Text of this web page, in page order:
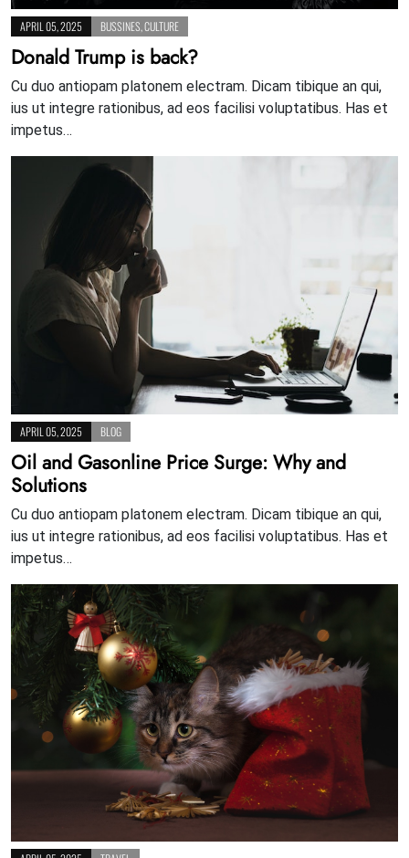
APRIL 05, 2025 BUSSINES CULTURE
Donald Trump is back?
Cu duo antiopam platonem electram. Dicam tibique an qui,
ius ut integre rationibus, ad eos facilisi voluptatibus. Has et
impetus…
APRIL 05, 2025 BLOG
Oil and Gasonline Price Surge: Why and
Solutions
Cu duo antiopam platonem electram. Dicam tibique an qui,
ius ut integre rationibus, ad eos facilisi voluptatibus. Has et
impetus…